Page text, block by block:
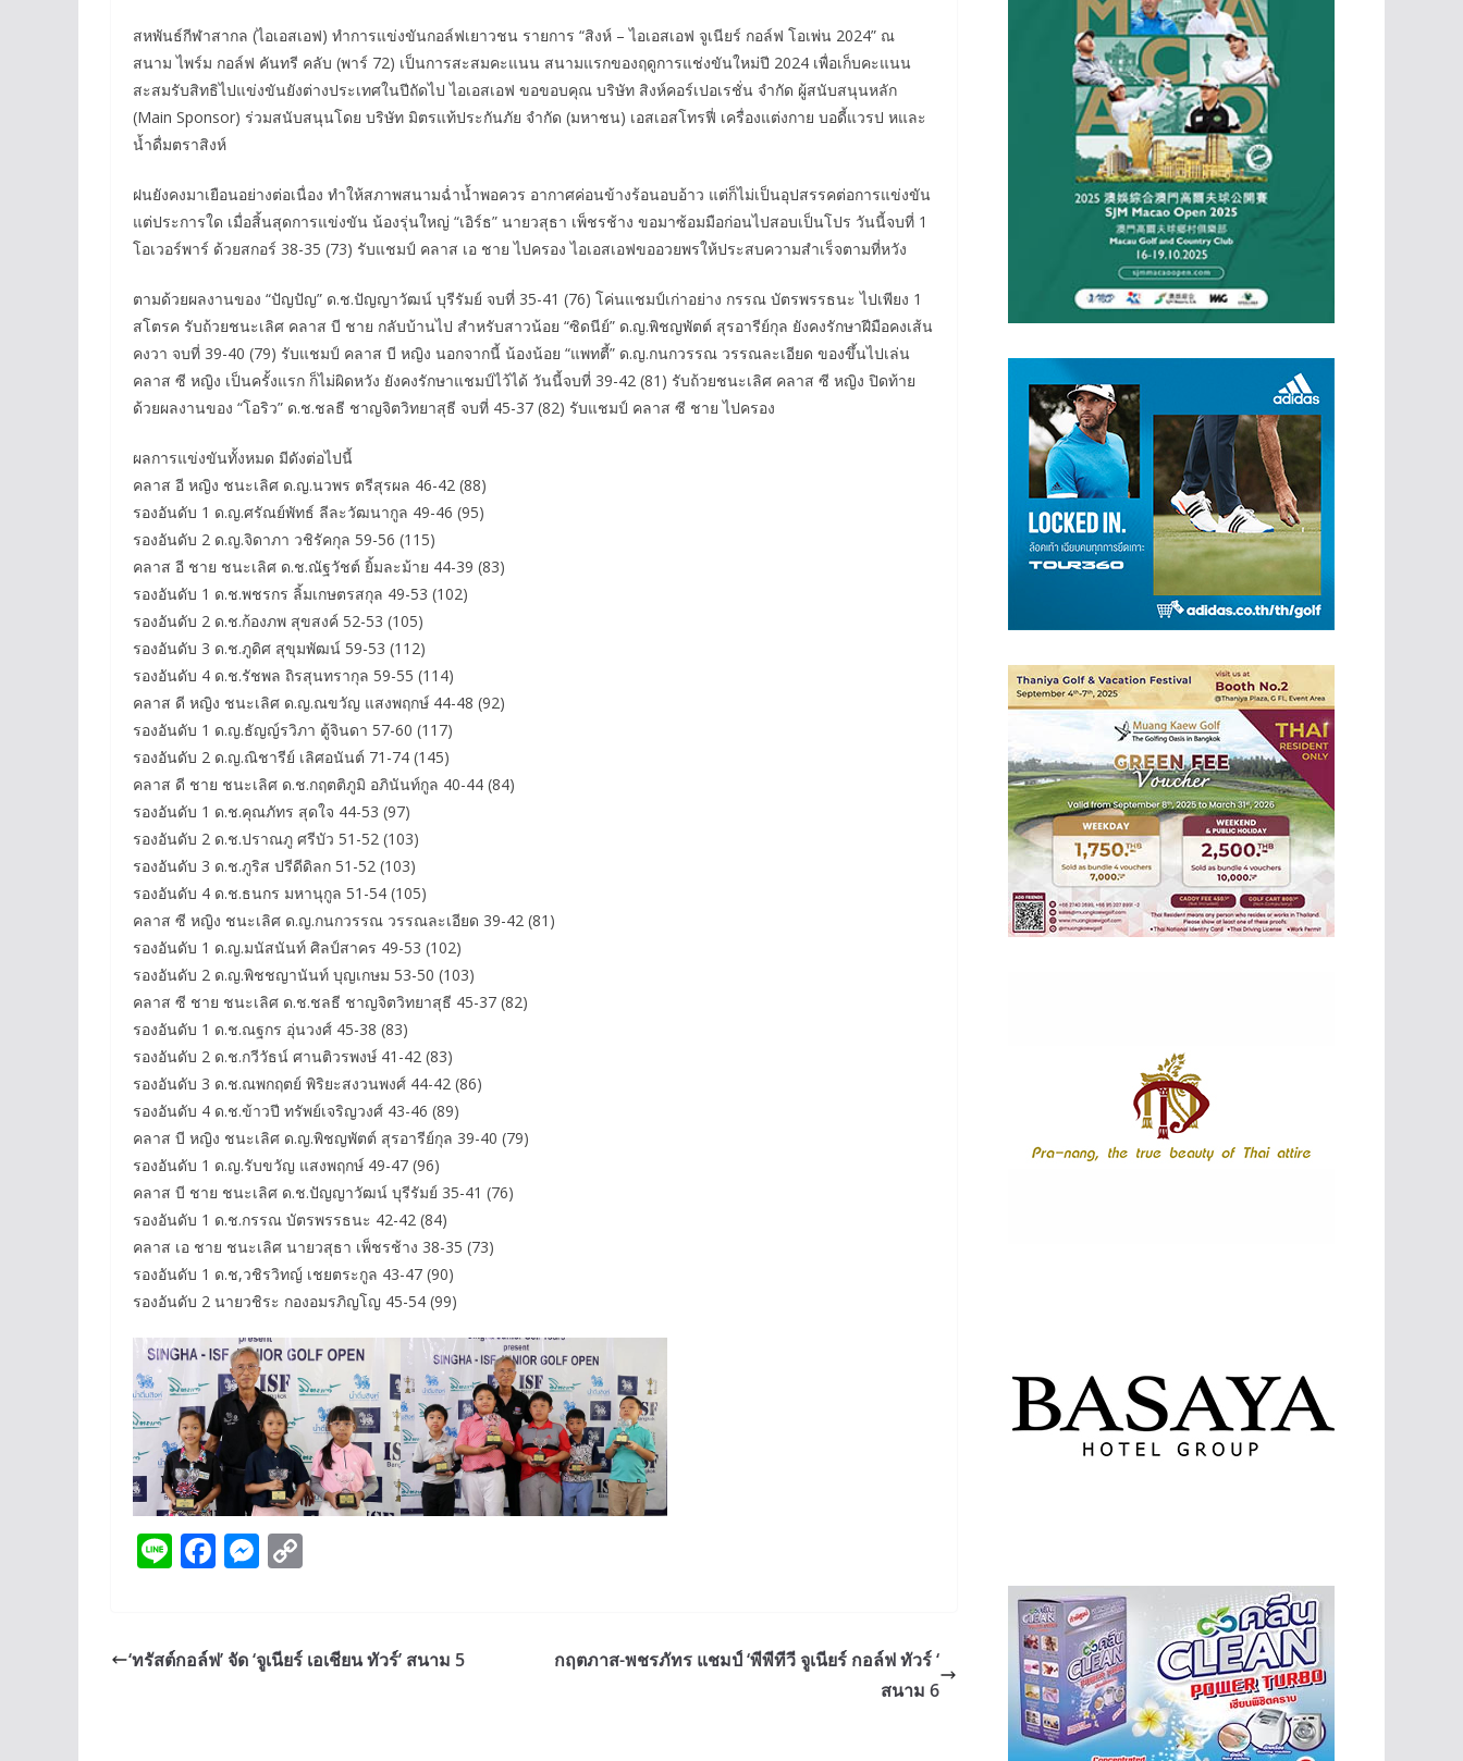
สหพันธ์กีฬาสากล (ไอเอสเอฟ) ทำการแข่งขันกอล์ฟเยาวชน รายการ “สิงห์ – ไอเอสเอฟ จูเนียร์ กอล์ฟ โอเพ่น 2024” ณ
สนาม ไพร์ม กอล์ฟ คันทรี คลับ (พาร์ 72) เป็นการสะสมคะแนน สนามแรกของฤดูการแช่งขันใหม่ปี 2024 เพื่อเก็บคะแนน
สะสมรับสิทธิไปแข่งขันยังต่างประเทศในปีถัดไป ไอเอสเอฟ ขอขอบคุณ บริษัท สิงห์คอร์เปอเรชั่น จำกัด ผู้สนับสนุนหลัก
(Main Sponsor) ร่วมสนับสนุนโดย บริษัท มิตรแท้ประกันภัย จำกัด (มหาชน) เอสเอสโทรฟี่ เครื่องแต่งกาย บอดี้แวรป หและ
น้ำดื่มตราสิงห์
ฝนยังคงมาเยือนอย่างต่อเนื่อง ทำให้สภาพสนามฉ่ำน้ำพอควร อากาศค่อนข้างร้อนอบอ้าว แต่ก็ไม่เป็นอุปสรรคต่อการแข่งขัน
แต่ประการใด เมื่อสิ้นสุดการแข่งขัน น้องรุ่นใหญ่ “เอิร์ธ” นายวสุธา เพ็ชรช้าง ขอมาซ้อมมือก่อนไปสอบเป็นโปร วันนี้จบที่ 1
โอเวอร์พาร์ ด้วยสกอร์ 38-35 (73) รับแชมป์ คลาส เอ ชาย ไปครอง ไอเอสเอฟขออวยพรให้ประสบความสำเร็จตามที่หวัง
ตามด้วยผลงานของ “ปัญปัญ” ด.ช.ปัญญาวัฒน์ บุรีรัมย์ จบที่ 35-41 (76) โค่นแชมป์เก่าอย่าง กรรณ บัตรพรรธนะ ไปเพียง 1
สโตรค รับถ้วยชนะเลิศ คลาส บี ชาย กลับบ้านไป สำหรับสาวน้อย “ซิดนีย์” ด.ญ.พิชญพัตต์ สุรอารีย์กุล ยังคงรักษาฝีมือคงเส้น
คงวา จบที่ 39-40 (79) รับแชมป์ คลาส บี หญิง นอกจากนี้ น้องน้อย “แพทตี้” ด.ญ.กนกวรรณ วรรณละเอียด ของขึ้นไปเล่น
คลาส ซี หญิง เป็นครั้งแรก ก็ไม่ผิดหวัง ยังคงรักษาแชมป์ไว้ได้ วันนี้จบที่ 39-42 (81) รับถ้วยชนะเลิศ คลาส ซี หญิง ปิดท้าย
ด้วยผลงานของ “โอริว” ด.ช.ชลธี ชาญจิตวิทยาสุธี จบที่ 45-37 (82) รับแชมป์ คลาส ซี ชาย ไปครอง
ผลการแข่งขันทั้งหมด มีดังต่อไปนี้
คลาส อี หญิง ชนะเลิศ ด.ญ.นวพร ตรีสุรผล 46-42 (88)
รองอันดับ 1 ด.ญ.ศรัณย์พัทธ์ ลีละวัฒนากูล 49-46 (95)
รองอันดับ 2 ด.ญ.จิดาภา วชิรัคกุล 59-56 (115)
คลาส อี ชาย ชนะเลิศ ด.ช.ณัฐวัชต์ ยิ้มละม้าย 44-39 (83)
รองอันดับ 1 ด.ช.พชรกร ลิ้มเกษตรสกุล 49-53 (102)
รองอันดับ 2 ด.ช.ก้องภพ สุขสงค์ 52-53 (105)
รองอันดับ 3 ด.ช.ภูดิศ สุขุมพัฒน์ 59-53 (112)
รองอันดับ 4 ด.ช.รัชพล ถิรสุนทรากุล 59-55 (114)
คลาส ดี หญิง ชนะเลิศ ด.ญ.ณขวัญ แสงพฤกษ์ 44-48 (92)
รองอันดับ 1 ด.ญ.ธัญญ์รวิภา ตู้จินดา 57-60 (117)
รองอันดับ 2 ด.ญ.ณิชารีย์ เลิศอนันต์ 71-74 (145)
คลาส ดี ชาย ชนะเลิศ ด.ช.กฤตติภูมิ อภินันท์กูล 40-44 (84)
รองอันดับ 1 ด.ช.คุณภัทร สุดใจ 44-53 (97)
รองอันดับ 2 ด.ช.ปราณภู ศรีบัว 51-52 (103)
รองอันดับ 3 ด.ช.ภูริส ปรีดีดิลก 51-52 (103)
รองอันดับ 4 ด.ช.ธนกร มหานุกูล 51-54 (105)
คลาส ซี หญิง ชนะเลิศ ด.ญ.กนกวรรณ วรรณละเอียด 39-42 (81)
รองอันดับ 1 ด.ญ.มนัสนันท์ ศิลป์สาคร 49-53 (102)
รองอันดับ 2 ด.ญ.พิชชญานันท์ บุญเกษม 53-50 (103)
คลาส ซี ชาย ชนะเลิศ ด.ช.ชลธี ชาญจิตวิทยาสุธี 45-37 (82)
รองอันดับ 1 ด.ช.ณฐกร อุ่นวงศ์ 45-38 (83)
รองอันดับ 2 ด.ช.กวีวัธน์ ศานติวรพงษ์ 41-42 (83)
รองอันดับ 3 ด.ช.ณพกฤตย์ พิริยะสงวนพงศ์ 44-42 (86)
รองอันดับ 4 ด.ช.ข้าวปี ทรัพย์เจริญวงศ์ 43-46 (89)
คลาส บี หญิง ชนะเลิศ ด.ญ.พิชญพัตต์ สุรอารีย์กุล 39-40 (79)
รองอันดับ 1 ด.ญ.รับขวัญ แสงพฤกษ์ 49-47 (96)
คลาส บี ชาย ชนะเลิศ ด.ช.ปัญญาวัฒน์ บุรีรัมย์ 35-41 (76)
รองอันดับ 1 ด.ช.กรรณ บัตรพรรธนะ 42-42 (84)
คลาส เอ ชาย ชนะเลิศ นายวสุธา เพ็ชรช้าง 38-35 (73)
รองอันดับ 1 ด.ช,วชิรวิทญ์ เชยตระกูล 43-47 (90)
รองอันดับ 2 นายวชิระ กองอมรภิญโญ 45-54 (99)
Li F
b
M
e y
‘ทรัสต์กอล์ฟ’ จัด ‘จูเนียร์ เอเชียน ทัวร์’ สนาม 5
กฤตภาส-พชรภัทร แชมป์ ‘พีพีทีวี จูเนียร์ กอล์ฟ ทัวร์ ‘
สนาม 6